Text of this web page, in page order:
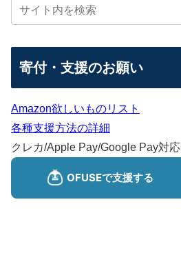
寄付・支援のお願い
Amazon欲しいものリスト
各種支援方法の詳細
クレカ/Apple Pay/Google Pay対応